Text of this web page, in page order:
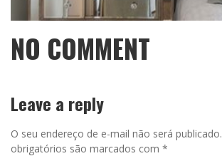
NO COMMENT
Leave a reply
O seu endereço de e-mail não será publicado.
obrigatórios são marcados com *